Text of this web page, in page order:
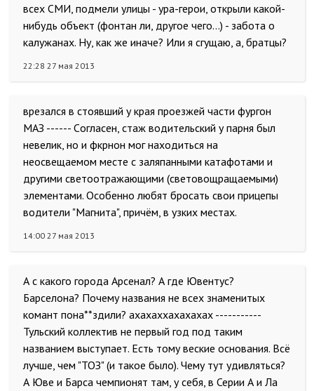
всех СМИ, подмели улицы - ура-герои, открыли какой-
нибудь объект (фонтан ли, другое чего...) - забота о
калужанах. Ну, как же иначе? Или я сгущаю, а, братцы?
22:28 27 мая 2013
врезался в стоявший у края проезжей части фургон
МАЗ ------ Cогласен, стаж водительский у парня был
невелик, но и фкрнон мог находиться на
неосвещаемом месте с заляпанными катафотами и
другими светоотражающими (световощращаемыми)
элементами. Особенно любят бросать свои прицепы
водители "Магнита", причём, в узких местах.
14:00 27 мая 2013
А с какого города Арсенал? А где Ювентус?
Барселона? Почему названия не всех знаменитых
комант пона**здили? ахахаххахахахах -----------
Тульский коллектив не первый год под таким
названием выступает. Есть тому веские основания. Всё
лучше, чем "ТОЗ" (и такое было). Чему тут удивляться?
А Юве и Барса чемпионят там, у себя, в Серии А и Ла